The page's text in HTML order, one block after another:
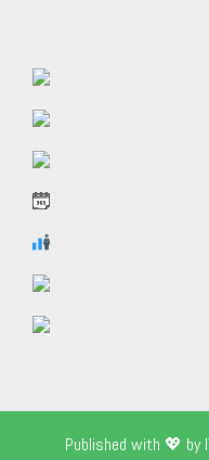
Published with 💖 by